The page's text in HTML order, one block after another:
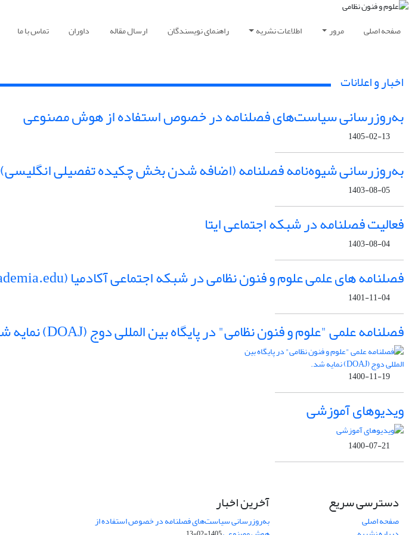
صفحه اصلی مرور اطلاعات نشریه راهنمای نویسندگان ارسال مقاله داوران تماس با ما
اخبار و اعلانات
به‌روزرسانی سیاست‌های فصلنامه در خصوص استفاده از هوش مصنوعی
1405-02-13
به‌روزرسانی شیوه‌نامه فصلنامه (اضافه شدن بخش چکیده تفصیلی انگلیسی)
1403-08-05
فعالیت فصلنامه در شبکه اجتماعی ایتا
1403-08-04
فصلنامه های علمی علوم و فنون نظامی در شبکه اجتماعی آکادمیا (Academia.edu)
1401-11-04
فصلنامه علمی "علوم و فنون نظامی" در پایگاه بین المللی دوج (DOAJ) نمایه شد.
1400-11-19
ویدیوهای آموزشی
1400-07-21
دسترسی سریع
صفحه اصلی
آخرین اخبار
به‌روزرسانی سیاست‌های فصلنامه در خصوص استفاده از